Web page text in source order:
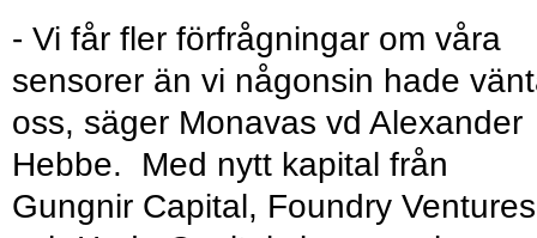
- Vi får fler förfrågningar om våra
sensorer än vi någonsin hade
oss, säger Monavas vd Alexander
Hebbe. Med nytt kapital från
Gungnir Capital, Foundry Ventures